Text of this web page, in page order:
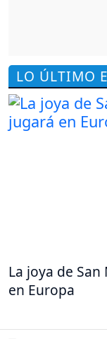
LO ÚLTIMO
La joya de
en Europa